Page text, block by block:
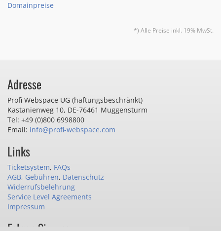
Domainpreise
*) Alle Preise inkl. 19% MwSt.
Adresse
Profi Webspace UG (haftungsbeschränkt)
Kastanienweg 10, DE-76461 Muggensturm
Tel: +49 (0)800 6998800
Email: info@profi-webspace.com
Links
Ticketsystem, FAQs
AGB, Gebühren, Datenschutz
Widerrufsbelehrung
Service Level Agreements
Impressum